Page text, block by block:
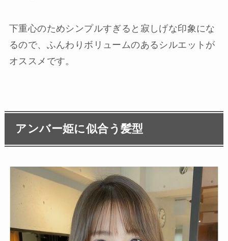
下重心のためシンプルすぎると寂しげな印象にな
るので、ふんわりボリュームのあるシルエットが
オススメです。
アンバー姫に似合う髪型